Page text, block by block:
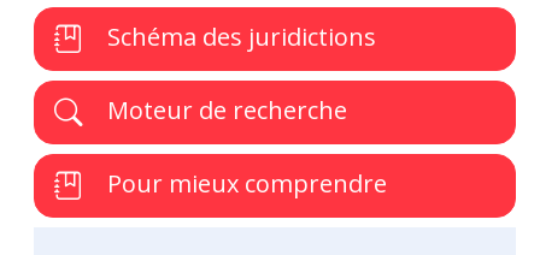
Schéma des juridictions
Moteur de recherche
Pour mieux comprendre